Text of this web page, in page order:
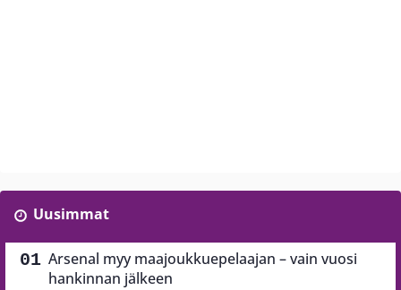
Uusimmat
Arsenal myy maajoukkuepelaajan – vain vuosi
hankinnan jälkeen